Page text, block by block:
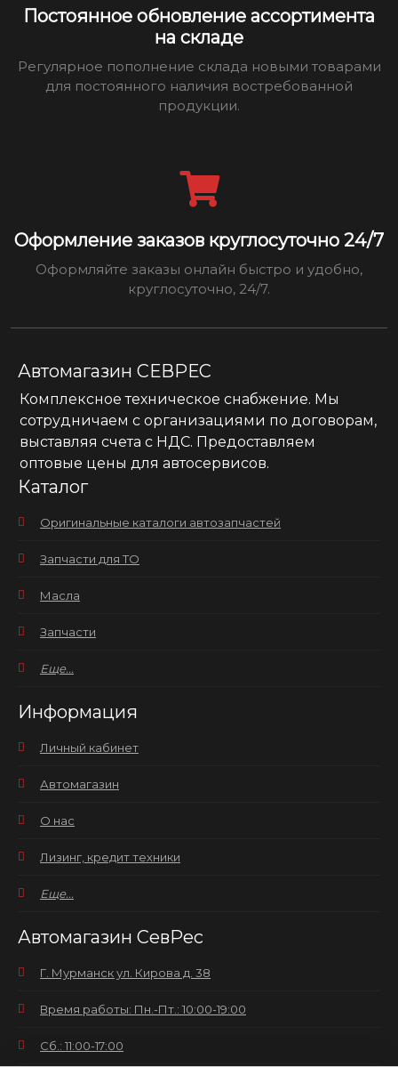
Постоянное обновление ассортимента
на складе
Регулярное пополнение склада новыми товарами
для постоянного наличия востребованной
продукции.
Оформление заказов круглосуточно 24/7
Оформляйте заказы онлайн быстро и удобно,
круглосуточно, 24/7.
Автомагазин СЕВРЕС
Комплексное техническое снабжение. Мы
сотрудничаем с организациями по договорам,
выставляя счета с НДС. Предоставляем
оптовые цены для автосервисов.
Каталог
Оригинальные каталоги автозапчастей
Запчасти для ТО
Масла
Запчасти
Еще...
Информация
Личный кабинет
Автомагазин
О нас
Лизинг, кредит техники
Еще...
Автомагазин СевРес
Г. Мурманск ул. Кирова д. 38
Время работы: Пн.-Пт.: 10:00-19:00
Сб.: 11:00-17:00